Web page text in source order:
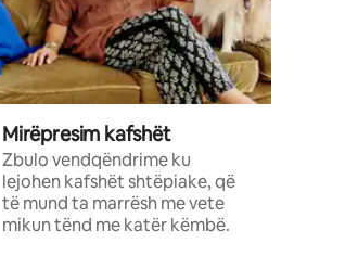
Mirëpresim kafshët
Zbulo vendqëndrime ku
lejohen kafshët shtëpiake, që
të mund ta marrësh me vete
mikun tënd me katër këmbë.